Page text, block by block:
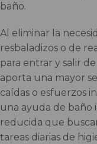
baño.
Al eliminar la
resbaladizos o de
para entrar y salir
aporta una mayor
caídas o esfuerzos
una ayuda de baño
reducida que
tareas diarias de